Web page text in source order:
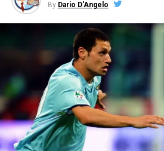
By Dario D'Angelo